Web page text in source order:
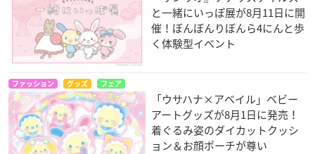
と一緒にいっぽ展が8月11日に開
催！ぼんぼんりぼんら4にんと歩
く体験型イベント
ファッション グッズ フェア
「ウサハナ×アベイル」ベビー
アートグッズが8月1日に発売！
着ぐるみ姿のダイカットクッシ
ョン＆お顔ポーチが尊い